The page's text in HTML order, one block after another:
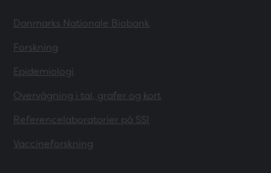
Danmarks Nationale Biobank
Forskning
Epidemiologi
Overvågning i tal, grafer og kort
Referencelaboratorier på SSI
Vaccineforskning